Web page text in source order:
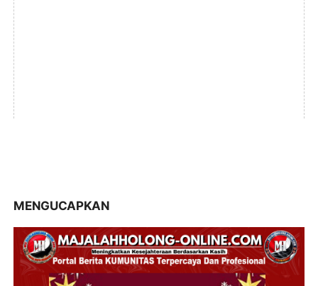
MENGUCAPKAN